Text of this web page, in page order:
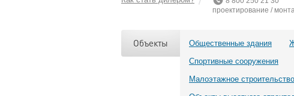
проектирование /
Объекты Общественные здания
Спортивные сооружения
Малоэтажное строительство